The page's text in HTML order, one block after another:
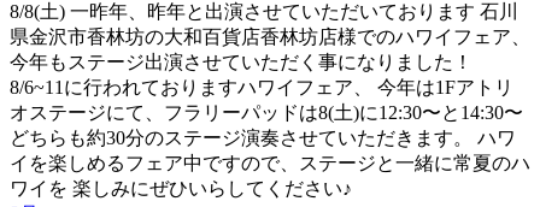
8/8(土) 一昨年、昨年と出演させていただいております 石川
県金沢市香林坊の大和百貨店香林坊店様でのハワイフェア、
今年もステージ出演させていただく事になりました！
8/6~11に行われておりますハワイフェア、 今年は1Fアトリ
オステージにて、フラリーパッドは8(土)に12:30〜と14:30〜
どちらも約30分のステージ演奏させていただきます。 ハワ
イを楽しめるフェア中ですので、ステージと一緒に常夏のハ
ワイを 楽しみにぜひいらしてください♪